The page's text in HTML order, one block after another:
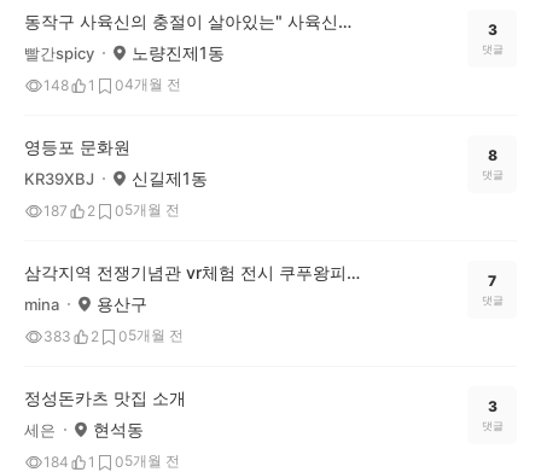
동작구 사육신의 충절이 살아있는" 사육신공원" 다녀왔어요.
빨간spicy 노량진제1동
148 1 04개월 전
3
댓글
영등포 문화원
KR39XBJ 신길제1동
187 2 05개월 전
8
댓글
삼각지역 전쟁기념관 vr체험 전시 쿠푸왕피라미드
mina 용산구
383 2 05개월 전
7
댓글
정성돈카츠 맛집 소개
세은 현석동
184 1 05개월 전
3
댓글